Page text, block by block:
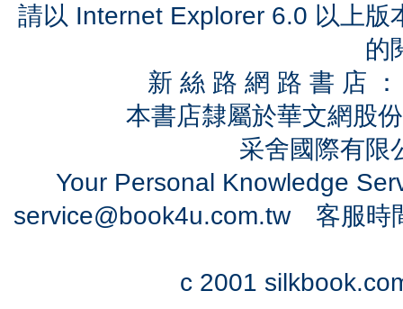
請以 Internet Explorer 6.0 以上
的
新 絲 路 網 路 書 店
本書店隸屬於華文網股
采舍國際有
Your Personal Knowledge
service@book4u.com.tw客服時
c 2001